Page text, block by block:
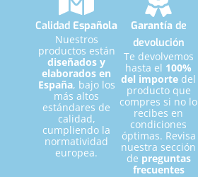
por ello me especialicé en la mujer y la
maternidad.
"
Raquel López (Mamifit)
Calidad Española
Nuestros
productos están
diseñados y
elaborados en
España, bajo los
más altos
estándares de
calidad,
cumpliendo la
normatividad
europea.
Garantíade
devolución
Te devolvemos
hasta el 100%
del importe del
producto que
compres si no lo
recibes en
condiciones
óptimas. Revisa
nuestra sección
de preguntas
frecuentes